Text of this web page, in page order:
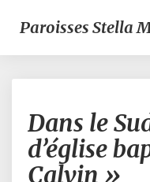
Paroisses Stella
Dans le
d’église
Calvin »